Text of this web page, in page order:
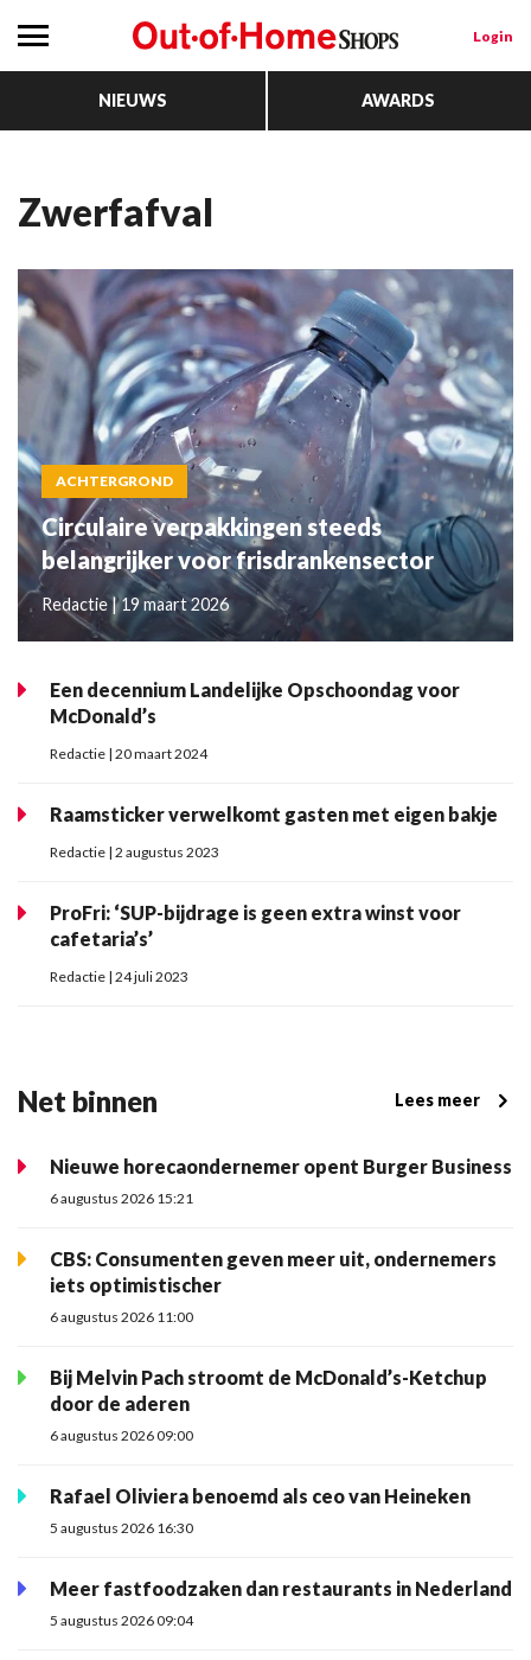
Login
NIEUWS AWARDS
Zwerfafval
ACHTERGROND
Circulaire verpakkingen steeds
belangrijker voor frisdrankensector
Redactie | 19 maart 2026
Een decennium Landelijke Opschoondag voor
McDonald’s
Redactie | 20 maart 2024
Raamsticker verwelkomt gasten met eigen bakje
Redactie | 2 augustus 2023
ProFri: ‘SUP-bijdrage is geen extra winst voor
cafetaria’s’
Redactie | 24 juli 2023
Net binnen Lees meer
Nieuwe horecaondernemer opent Burger Business
6 augustus 2026 15:21
CBS: Consumenten geven meer uit, ondernemers
iets optimistischer
6 augustus 2026 11:00
Bij Melvin Pach stroomt de McDonald’s-Ketchup
door de aderen
6 augustus 2026 09:00
Rafael Oliviera benoemd als ceo van Heineken
5 augustus 2026 16:30
Meer fastfoodzaken dan restaurants in Nederland
5 augustus 2026 09:04